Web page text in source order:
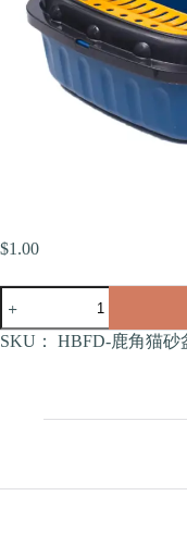
$1.00
角
猫
SKU： HBFD-鹿角猫砂